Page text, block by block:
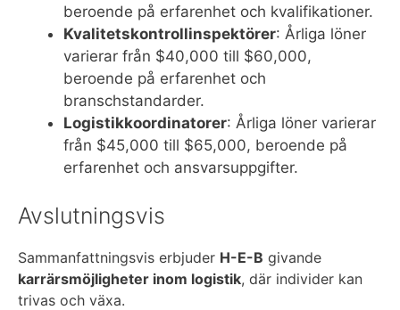
beroende på erfarenhet och kvalifikationer.
Kvalitetskontrollinspektörer: Årliga löner
varierar från $40,000 till $60,000,
beroende på erfarenhet och
branschstandarder.
Logistikkoordinatorer: Årliga löner varierar
från $45,000 till $65,000, beroende på
erfarenhet och ansvarsuppgifter.
Avslutningsvis
Sammanfattningsvis erbjuder H-E-B givande
karrärsmöjligheter inom logistik, där individer kan
trivas och växa.